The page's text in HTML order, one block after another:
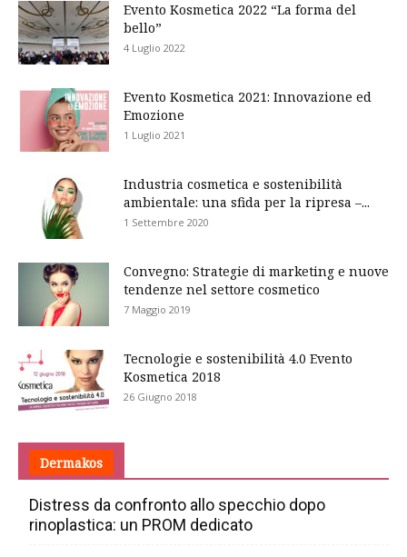
Evento Kosmetica 2022 “La forma del
bello”
4 Luglio 2022
Evento Kosmetica 2021: Innovazione ed
Emozione
1 Luglio 2021
Industria cosmetica e sostenibilità
ambientale: una sfida per la ripresa –...
1 Settembre 2020
Convegno: Strategie di marketing e nuove
tendenze nel settore cosmetico
7 Maggio 2019
Tecnologie e sostenibilità 4.0 Evento
Kosmetica 2018
26 Giugno 2018
Dermakos
Distress da confronto allo specchio dopo
rinoplastica: un PROM dedicato